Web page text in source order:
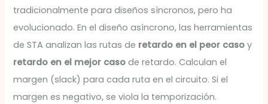
tradicionalmente para diseños síncronos, pero ha
evolucionado. En el diseño asíncrono, las herramientas
de STA analizan las rutas de retardo en el peor caso y
retardo en el mejor caso de retardo. Calculan el
margen (slack) para cada ruta en el circuito. Si el
margen es negativo, se viola la temporización.